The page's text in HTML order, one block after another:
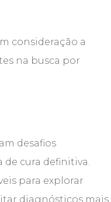
consideração a
na busca por
desafios
cura definitiva.
para explorar
diagnósticos mais